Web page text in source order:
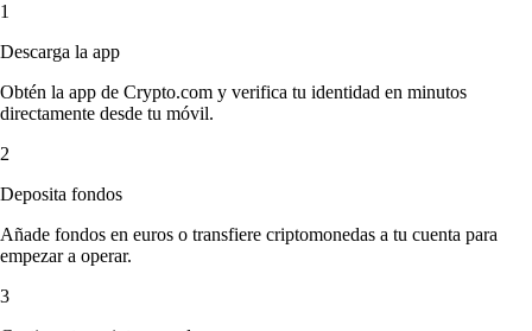
1
Descarga la app
Obtén la app de Crypto.com y verifica tu identidad en minutos
directamente desde tu móvil.
2
Deposita fondos
Añade fondos en euros o transfiere criptomonedas a tu cuenta para
empezar a operar.
3